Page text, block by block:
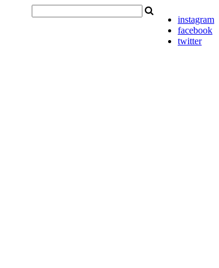
instagram
facebook
twitter